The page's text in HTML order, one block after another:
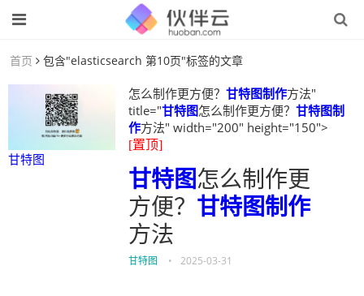
首页 包含"elasticsearch 第10页"标签的文章
甘特图
怎么制作更方便？ 甘特图制作方法"
title="甘特图怎么制作更方便？ 甘特图制
作方法" width="200" height="150">
[置顶]
甘特图怎么制作更
方便？ 甘特图制作
方法
甘特图 • 2025-03-31